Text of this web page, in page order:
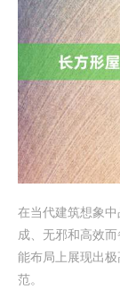
在当代建筑想象
成、无邪和高效
能布局上展现出
范。